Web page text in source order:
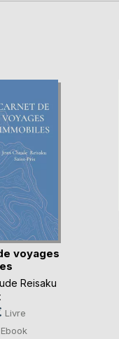
voyages
Reisaku
Livre
Ebook